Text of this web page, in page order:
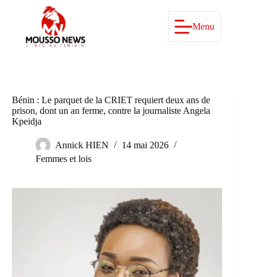
Menu
Bénin : Le parquet de la CRIET requiert deux ans de
prison, dont un an ferme, contre la journaliste Angela
Kpeidja
Annick HIEN
14 mai 2026
Femmes et lois